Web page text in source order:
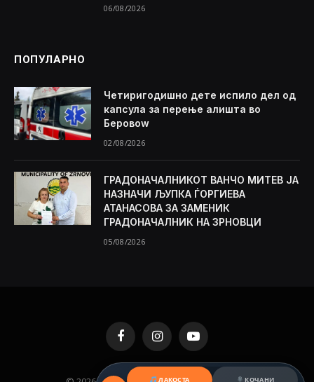
06/08/2026
ПОПУЛАРНО
Четиригодишно дете испило дел од
капсула за перење алишта во
Беровоw
02/08/2026
ГРАДОНАЧАЛНИКОТ ВАНЧО МИТЕВ ЈА
НАЗНАЧИ ЉУПКА ЃОРГИЕВА
АТАНАСОВА ЗА ЗАМЕНИК
ГРАДОНАЧАЛНИК НА ЗРНОВЦИ
05/08/2026
FacebookInstagramYouTube
ЛАКОСТА КОЧАНИ